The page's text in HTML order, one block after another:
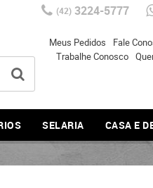
(42)3224-5777
Meus Pedidos
Fale
Trabalhe Conosco
SELARIA CASA E